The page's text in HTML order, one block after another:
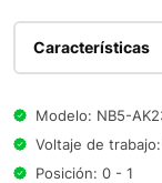
Características
Modelo: NB5-
Voltaje de
Posición: 0 - 1